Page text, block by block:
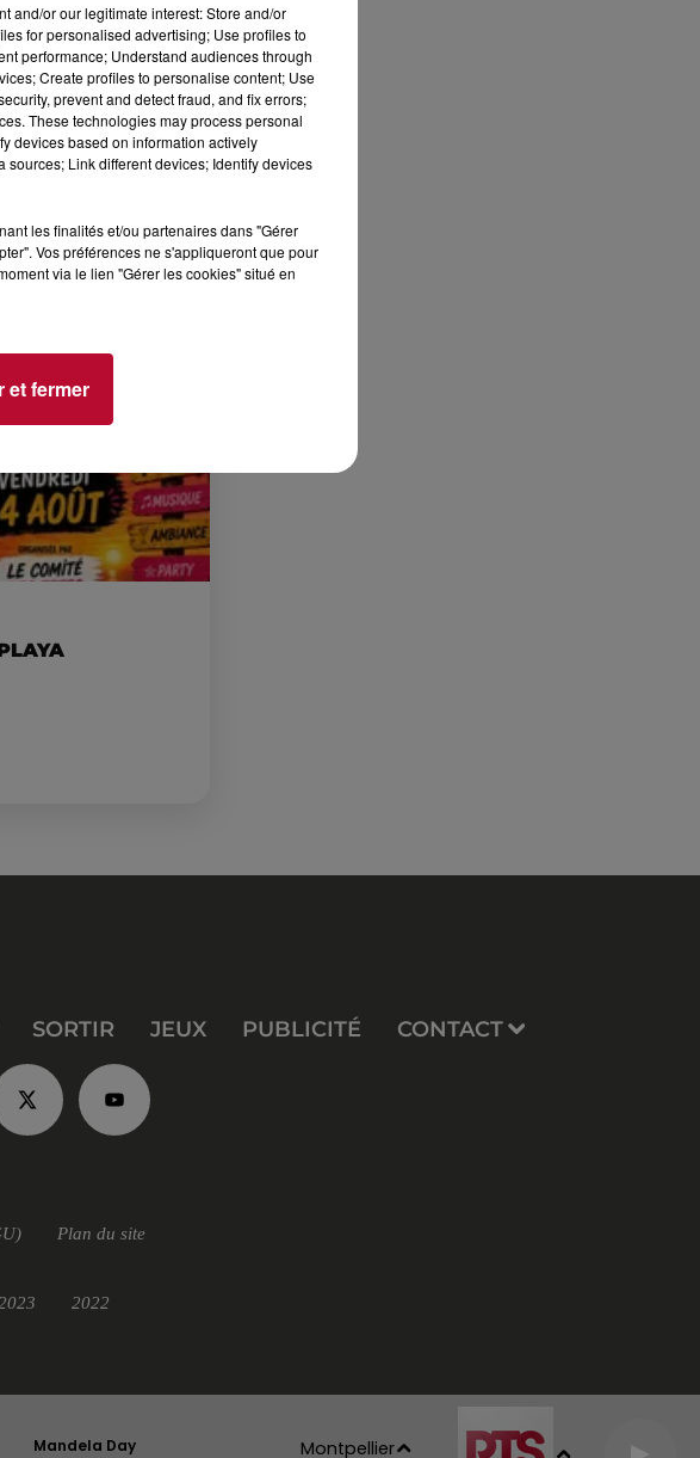
» INVESTIT LES
3...
l'été dernier, le
8 août. Une fresque
SORTIR JEUX PUBLICITÉ CONTACT
Mandela Day Montpellier
Plan du site
2022
and/or our legitimate interest: Store and/or
for personalised advertising; Use profiles to
performance; Understand audiences through
Create profiles to personalise content; Use
prevent and detect fraud, and fix errors;
These technologies may process personal
devices based on information actively
Link different devices; Identify devices
les finalités et/ou partenaires dans "Gérer
Vos préférences ne s'appliqueront que pour
via le lien "Gérer les cookies" situé en
et fermer